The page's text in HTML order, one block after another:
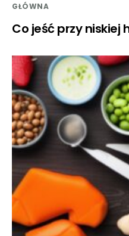
GŁÓWNA
Co jeść przy niskiej